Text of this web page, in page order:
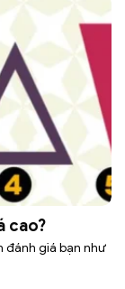
cao?
đánh giá bạn như